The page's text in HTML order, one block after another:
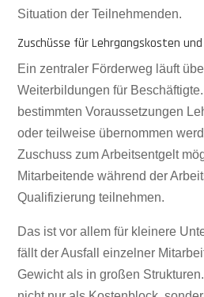
Situation der Teilnehmenden.
Zuschüsse für Lehrgangskosten
Ein zentraler Förderweg läuft
Weiterbildungen für
bestimmten Voraussetzungen
oder teilweise übernommen
Zuschuss zum Arbeitsentgelt
Mitarbeitende während der
Qualifizierung teilnehmen.
Das ist vor allem für kleinere
fällt der Ausfall einzelner
Gewicht als in großen